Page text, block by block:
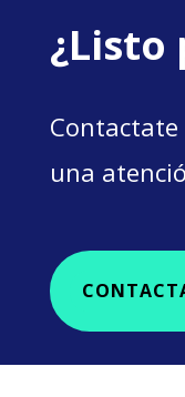
¿Listo
una